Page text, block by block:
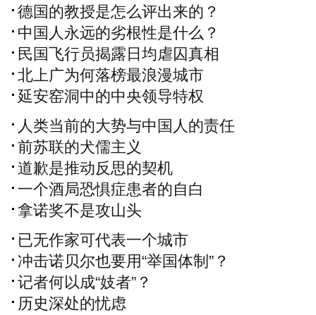
德国的教授是怎么评出来的？
中国人永远的劣根性是什么？
民国飞行员揭露日均虐囚真相
北上广为何落榜最浪漫城市
延安窑洞中的中央领导特权
人类当前的大势与中国人的责任
前苏联的犬儒主义
道歉是推动反思的契机
一个酒局恐惧症患者的自白
拿诺奖不是攻山头
已无作家可代表一个城市
冲击诺贝尔也要用“举国体制”？
记者何以成“妓者”？
历史深处的忧虑